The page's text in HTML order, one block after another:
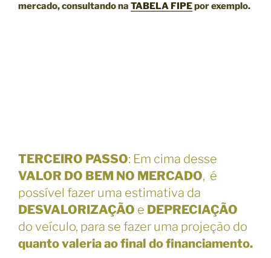
mercado, consultando na TABELA FIPEpor exemplo.
TERCEIRO PASSO: Em cima desse
VALOR DO BEM NO MERCADO, é
possível fazer uma estimativa da
DESVALORIZAÇÃO e DEPRECIAÇÃO
do veículo, para se fazer uma projeção do
quanto valeria ao final do financiamento.